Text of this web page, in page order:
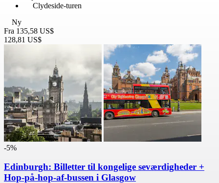
Clydeside-turen
Ny
Fra 135,58 US$
128,81 US$
-5%
Edinburgh: Billetter til kongelige seværdigheder +
Hop-på-hop-af-bussen i Glasgow